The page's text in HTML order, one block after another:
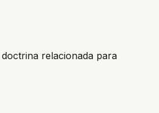
relacionada para